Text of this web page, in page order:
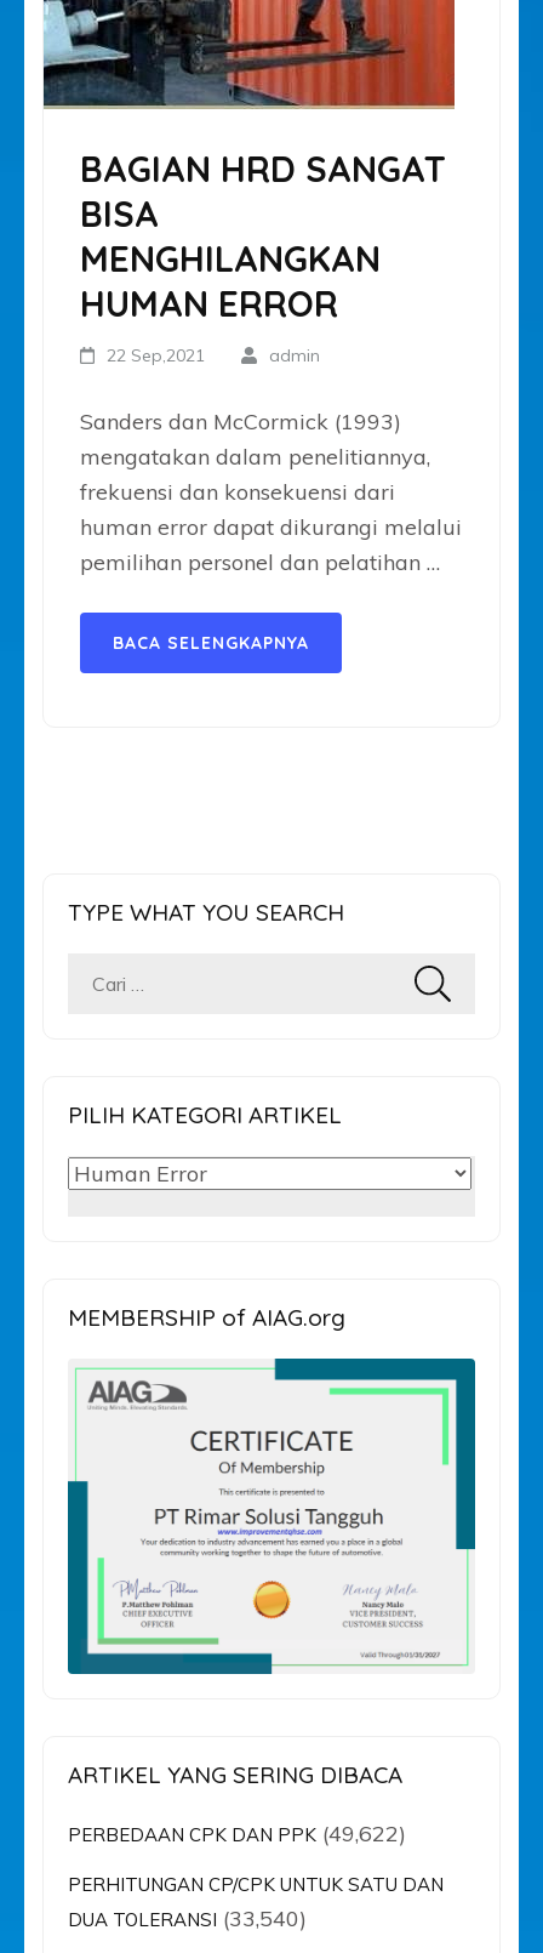
BAGIAN HRD SANGAT
BISA
MENGHILANGKAN
HUMAN ERROR
22 Sep,2021 admin
Sanders dan McCormick (1993)
mengatakan dalam penelitiannya,
frekuensi dan konsekuensi dari
human error dapat dikurangi melalui
pemilihan personel dan pelatihan …
BACA SELENGKAPNYA
TYPE WHAT YOU SEARCH
Cari
PILIH KATEGORI ARTIKEL
PILIH
MEMBERSHIP of AIAG.org
ARTIKEL YANG SERING DIBACA
PERBEDAAN CPK DAN PPK (49,622)
PERHITUNGAN CP/CPK UNTUK SATU DAN
DUA TOLERANSI (33,540)